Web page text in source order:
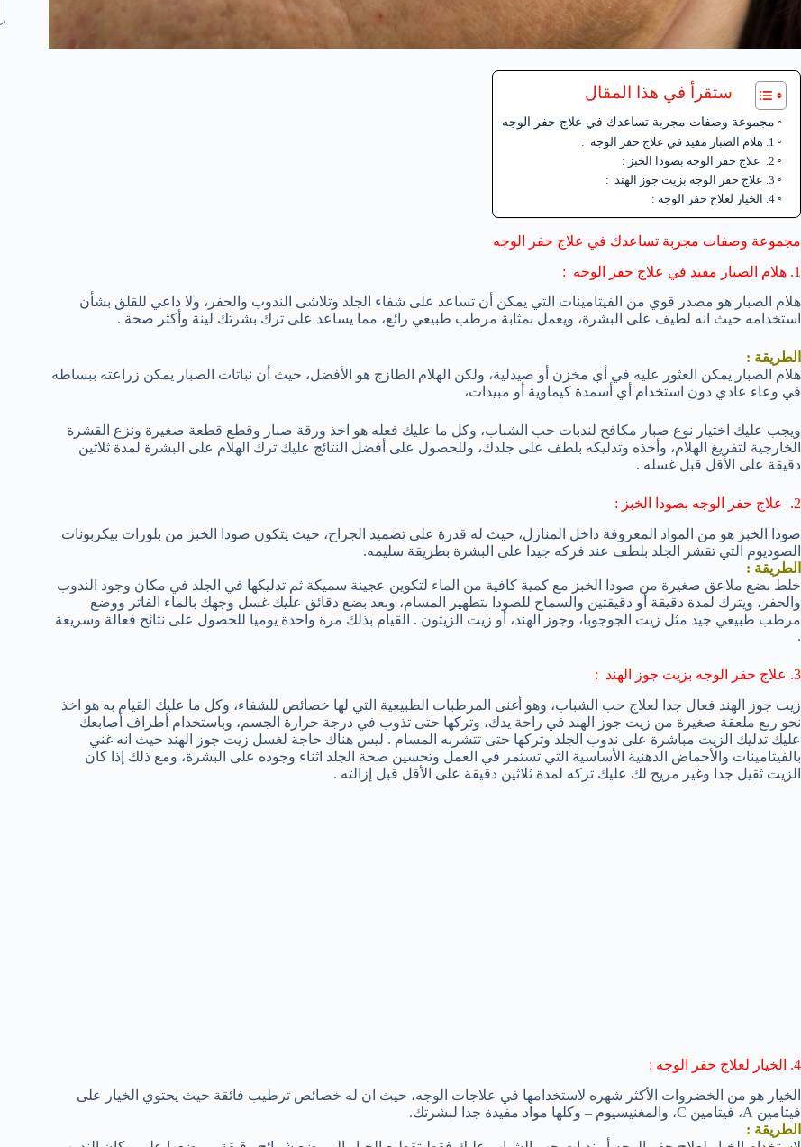
ستقرأ في هذا المقال
مجموعة وصفات مجربة تساعدك في علاج حفر الوجه
1. هلام الصبار مفيد في علاج حفر الوجه :
2. علاج حفر الوجه بصودا الخبز :
3. علاج حفر الوجه بزيت جوز الهند :
4. الخيار لعلاج حفر الوجه :
مجموعة وصفات مجربة تساعدك في علاج حفر الوجه
1. هلام الصبار مفيد في علاج حفر الوجه :
هلام الصبار هو مصدر قوي من الفيتامينات التي يمكن أن تساعد على شفاء الجلد وتلاشى الندوب والحفر، ولا داعي للقلق بشأن
استخدامه حيث انه لطيف على البشرة، ويعمل بمثابة مرطب طبيعي رائع، مما يساعد على ترك بشرتك لينة وأكثر صحة .
الطريقة :
هلام الصبار يمكن العثور عليه في أي مخزن أو صيدلية، ولكن الهلام الطازج هو الأفضل، حيث أن نباتات الصبار يمكن زراعته ببساطه
في وعاء عادي دون استخدام أي أسمدة كيماوية أو مبيدات،
ويجب عليك اختيار نوع صبار مكافح لندبات حب الشباب، وكل ما عليك فعله هو اخذ ورقة صبار وقطع قطعة صغيرة ونزع القشرة
الخارجية لتفريغ الهلام، وأخذه وتدليكه بلطف على جلدك، وللحصول على أفضل النتائج عليك ترك الهلام على البشرة لمدة ثلاثين
دقيقة على الأقل قبل غسله .
2. علاج حفر الوجه بصودا الخبز :
صودا الخبز هو من المواد المعروفة داخل المنازل، حيث له قدرة على تضميد الجراح، حيث يتكون صودا الخبز من بلورات بيكربونات
الصوديوم التي تقشر الجلد بلطف عند فركه جيدا على البشرة بطريقة سليمه.
الطريقة :
خلط بضع ملاعق صغيرة من صودا الخبز مع كمية كافية من الماء لتكوين عجينة سميكة ثم تدليكها في الجلد في مكان وجود الندوب
والحفر، ويترك لمدة دقيقة أو دقيقتين والسماح للصودا بتطهير المسام، وبعد بضع دقائق عليك غسل وجهك بالماء الفاتر ووضع
مرطب طبيعي جيد مثل زيت الجوجوبا، وجوز الهند، أو زيت الزيتون . القيام بذلك مرة واحدة يوميا للحصول على نتائج فعالة وسريعة
.
3. علاج حفر الوجه بزيت جوز الهند :
زيت جوز الهند فعال جدا لعلاج حب الشباب، وهو أغنى المرطبات الطبيعية التي لها خصائص للشفاء، وكل ما عليك القيام به هو اخذ
نحو ربع ملعقة صغيرة من زيت جوز الهند في راحة يدك، وتركها حتى تذوب في درجة حرارة الجسم، وباستخدام أطراف أصابعك
عليك تدليك الزيت مباشرة على ندوب الجلد وتركها حتى تتشربه المسام . ليس هناك حاجة لغسل زيت جوز الهند حيث انه غني
بالفيتامينات والأحماض الدهنية الأساسية التي تستمر في العمل وتحسين صحة الجلد اثناء وجوده على البشرة، ومع ذلك إذا كان
الزيت ثقيل جدا وغير مريح لك عليك تركه لمدة ثلاثين دقيقة على الأقل قبل إزالته .
4. الخيار لعلاج حفر الوجه :
الخيار هو من الخضروات الأكثر شهره لاستخدامها في علاجات الوجه، حيث ان له خصائص ترطيب فائقة حيث يحتوي الخيار على
فيتامين A، فيتامين C، والمغنيسيوم – وكلها مواد مفيدة جدا لبشرتك.
الطريقة :